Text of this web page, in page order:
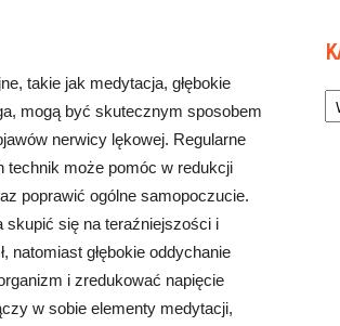
takie jak medytacja, głębokie
mogą być skutecznym sposobem
nerwicy lękowej. Regularne
technik może pomóc w redukcji
poprawić ogólne samopoczucie.
skupić się na teraźniejszości i
natomiast głębokie oddychanie
i zredukować napięcie
w sobie elementy medytacji,